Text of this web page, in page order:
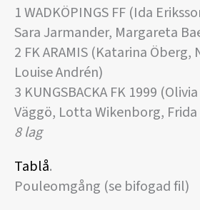
1 WADKÖPINGS FF (Ida
Sara Jarmander, Margareta
2 FK ARAMIS (Katarina Öberg,
Louise Andrén)
3 KUNGSBACKA FK 1999
Väggö, Lotta Wikenborg, Frida
8 lag
Tablå.
Pouleomgång (se bifogad fil)